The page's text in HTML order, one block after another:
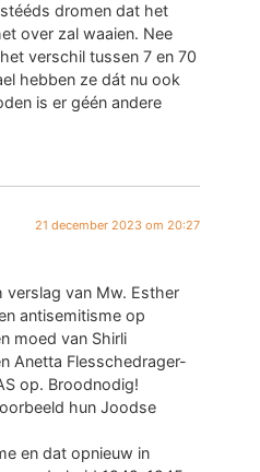
dromen dat het
over zal waaien. Nee
verschil tussen 7 en 70
hebben ze dát nu ook
is er géén andere
21 december 2023 om 20:27
verslag van Mw. Esther
antisemitisme op
moed van Shirli
Anetta Flesschedrager-
op. Broodnodig!
hun Joodse
en dat opnieuw in